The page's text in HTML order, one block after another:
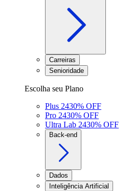
Carreiras
Senioridade
Escolha seu Plano
Plus 2430% OFF
Pro 2430% OFF
Ultra Lab 2430% OFF
Back-end
Dados
Inteligência Artificial